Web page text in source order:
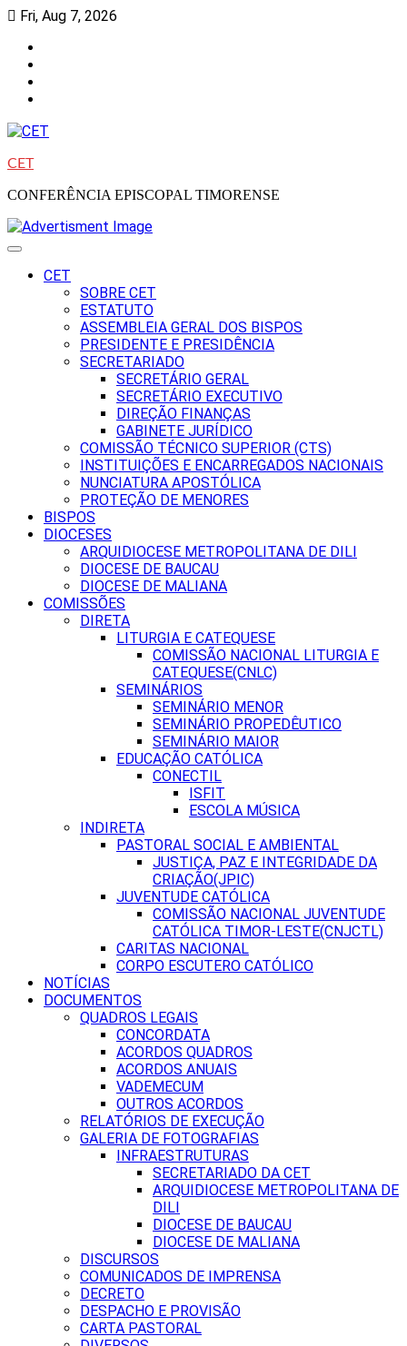
Skip
content
Fri, Aug 7, 2026
CET
CONFERÊNCIA EPISCOPAL TIMORENSE
CET
SOBRE CET
ESTATUTO
ASSEMBLEIA GERAL DOS BISPOS
PRESIDENTE E PRESIDÊNCIA
SECRETARIADO
SECRETÁRIO GERAL
SECRETÁRIO EXECUTIVO
DIREÇÃO FINANÇAS
GABINETE JURÍDICO
COMISSÃO TÉCNICO SUPERIOR (CTS)
INSTITUIÇÕES E ENCARREGADOS NACIONAIS
NUNCIATURA APOSTÓLICA
PROTEÇÃO DE MENORES
BISPOS
DIOCESES
ARQUIDIOCESE METROPOLITANA DE DILI
DIOCESE DE BAUCAU
DIOCESE DE MALIANA
COMISSÕES
DIRETA
LITURGIA E CATEQUESE
COMISSÃO NACIONAL LITURGIA E
CATEQUESE(CNLC)
SEMINÁRIOS
SEMINÁRIO MENOR
SEMINÁRIO PROPEDÊUTICO
SEMINÁRIO MAIOR
EDUCAÇÃO CATÓLICA
CONECTIL
ISFIT
ESCOLA MÚSICA
INDIRETA
PASTORAL SOCIAL E AMBIENTAL
JUSTIÇA, PAZ E INTEGRIDADE DA
CRIAÇÃO(JPIC)
JUVENTUDE CATÓLICA
COMISSÃO NACIONAL JUVENTUDE
CATÓLICA TIMOR-LESTE(CNJCTL)
CARITAS NACIONAL
CORPO ESCUTERO CATÓLICO
NOTÍCIAS
DOCUMENTOS
QUADROS LEGAIS
CONCORDATA
ACORDOS QUADROS
ACORDOS ANUAIS
VADEMECUM
OUTROS ACORDOS
RELATÓRIOS DE EXECUÇÃO
GALERIA DE FOTOGRAFIAS
INFRAESTRUTURAS
SECRETARIADO DA CET
ARQUIDIOCESE METROPOLITANA DE
DILI
DIOCESE DE BAUCAU
DIOCESE DE MALIANA
DISCURSOS
COMUNICADOS DE IMPRENSA
DECRETO
DESPACHO E PROVISÃO
CARTA PASTORAL